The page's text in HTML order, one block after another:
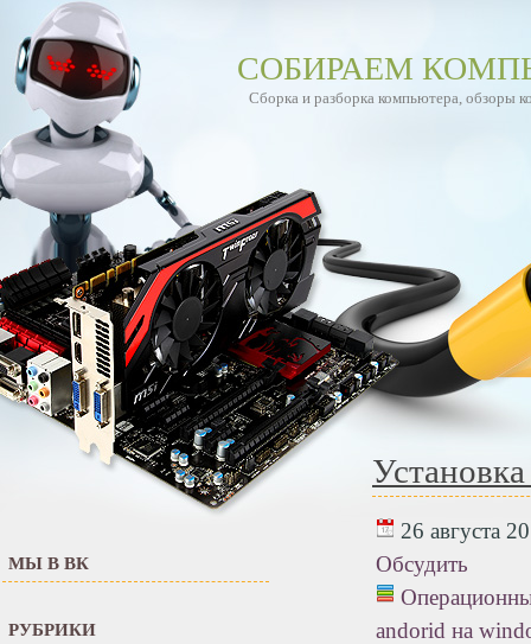
СОБИРАЕМ
Сборка и разборка компьютера, обзоры
МЫ В ВК
РУБРИКИ
26 августа
Обсудить
andorid на